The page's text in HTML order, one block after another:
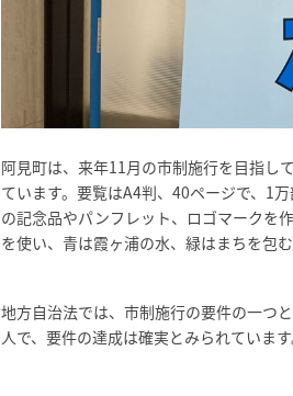
阿見町は、来年11月の市制施行を目指し
ています。要覧はA4判、40ページで、1
の記念品やパンフレット、ロゴマークを
を使い、青は霞ヶ浦の水、緑はまちを包
地方自治法では、市制施行の要件の一つ
人で、要件の達成は確実とみられていま